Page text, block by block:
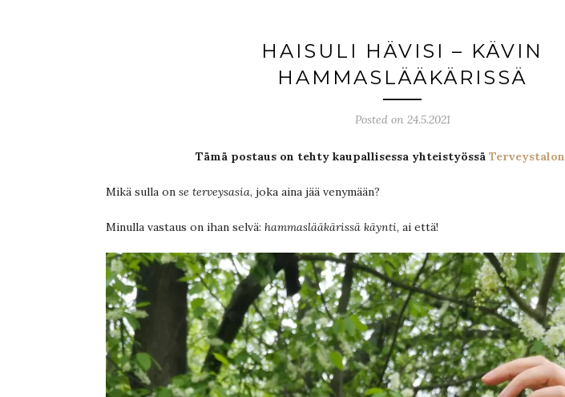
HAISULI HÄVISI – KÄVIN
HAMMASLÄÄKÄRISSÄ
Posted on 24.5.2021
Tämä postaus on tehty kaupallisessa yhteistyössä Terveystalon
Mikä sulla on se terveysasia, joka aina jää venymään?
Minulla vastaus on ihan selvä: hammaslääkärissä käynti, ai että!